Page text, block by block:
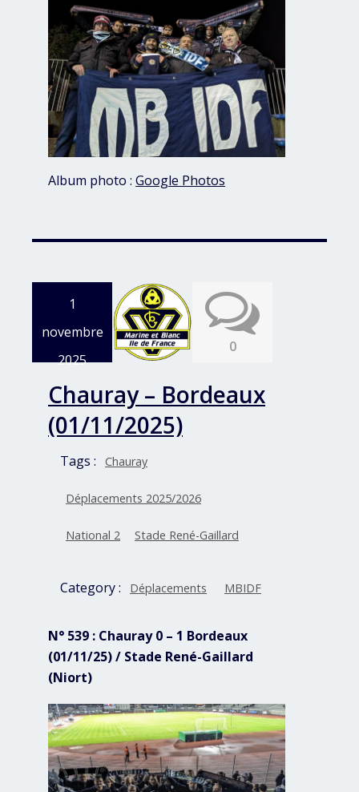
Album photo : Google Photos
1
novembre
2025
0
Chauray – Bordeaux
(01/11/2025)
Tags : Chauray
Déplacements 2025/2026
National 2 Stade René-Gaillard
Category : Déplacements MBIDF
N° 539 : Chauray 0 – 1 Bordeaux
(01/11/25) / Stade René-Gaillard
(Niort)